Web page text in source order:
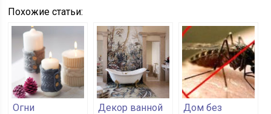
Похожие статьи:
Огни
Декор ванной
Дом без